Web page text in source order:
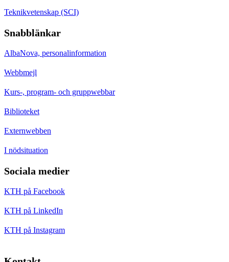
Teknikvetenskap (SCI)
Snabblänkar
AlbaNova, personalinformation
Webbmejl
Kurs-, program- och gruppwebbar
Biblioteket
Externwebben
I nödsituation
Sociala medier
KTH på Facebook
KTH på LinkedIn
KTH på Instagram